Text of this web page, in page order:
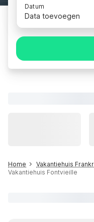
Datum
Data toevoegen
Home Vakantiehuis
Vakantiehuis Fontvieille